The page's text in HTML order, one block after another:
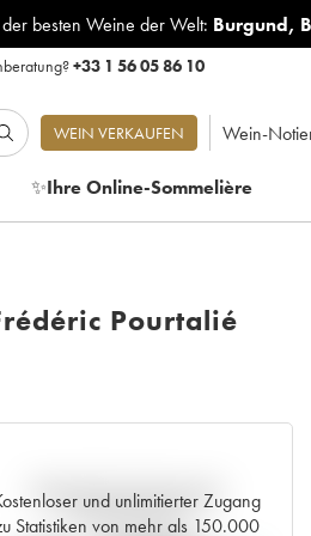
besten Weine der Welt: Burgund,
+33 1 56 05 86 10
WEIN VERKAUFEN Wein-
✨Ihre Online-Sommelière
Pourtalié
und unlimitierter Zugang
Statistiken von mehr als 150.000
Aktuelle Entwicklung der
Preisnotierung